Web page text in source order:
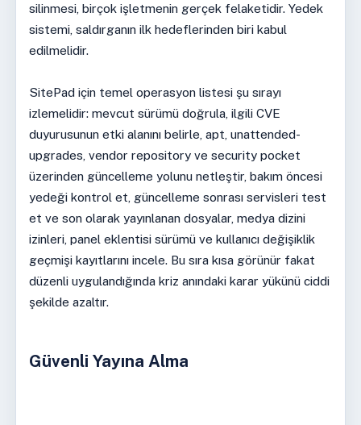
silinmesi, birçok işletmenin gerçek felaketidir. Yedek
sistemi, saldırganın ilk hedeflerinden biri kabul
edilmelidir.
SitePad için temel operasyon listesi şu sırayı
izlemelidir: mevcut sürümü doğrula, ilgili CVE
duyurusunun etki alanını belirle, apt, unattended-
upgrades, vendor repository ve security pocket
üzerinden güncelleme yolunu netleştir, bakım öncesi
yedeği kontrol et, güncelleme sonrası servisleri test
et ve son olarak yayınlanan dosyalar, medya dizini
izinleri, panel eklentisi sürümü ve kullanıcı değişiklik
geçmişi kayıtlarını incele. Bu sıra kısa görünür fakat
düzenli uygulandığında kriz anındaki karar yükünü ciddi
şekilde azaltır.
Güvenli Yayına Alma